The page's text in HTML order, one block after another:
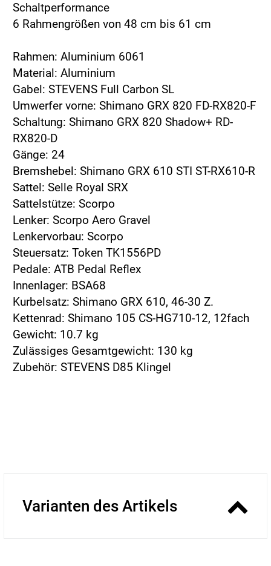
Schaltperformance
6 Rahmengrößen von 48 cm bis 61 cm
Rahmen: Aluminium 6061
Material: Aluminium
Gabel: STEVENS Full Carbon SL
Umwerfer vorne: Shimano GRX 820 FD-RX820-F
Schaltung: Shimano GRX 820 Shadow+ RD-
RX820-D
Gänge: 24
Bremshebel: Shimano GRX 610 STI ST-RX610-R
Sattel: Selle Royal SRX
Sattelstütze: Scorpo
Lenker: Scorpo Aero Gravel
Lenkervorbau: Scorpo
Steuersatz: Token TK1556PD
Pedale: ATB Pedal Reflex
Innenlager: BSA68
Kurbelsatz: Shimano GRX 610, 46-30 Z.
Kettenrad: Shimano 105 CS-HG710-12, 12fach
Gewicht: 10.7 kg
Zulässiges Gesamtgewicht: 130 kg
Zubehör: STEVENS D85 Klingel
Varianten des Artikels